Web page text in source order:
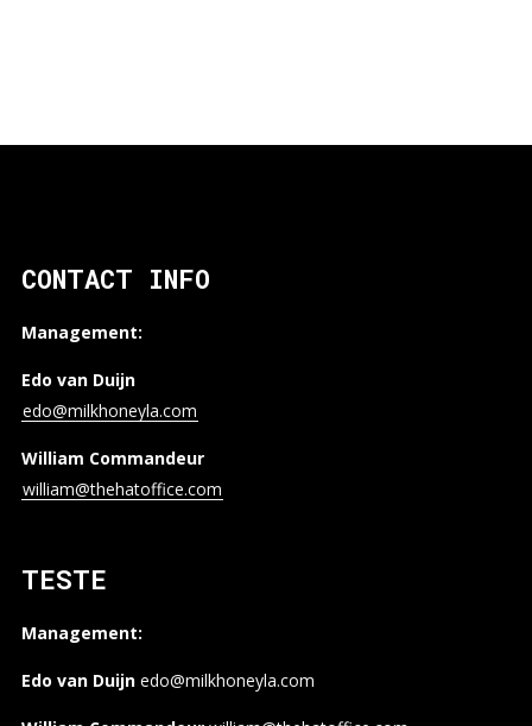
CONTACT INFO
Management:
Edo van Duijn
edo@milkhoneyla.com
William Commandeur
william@thehatoffice.com
TESTE
Management:
Edo van Duijn edo@milkhoneyla.com